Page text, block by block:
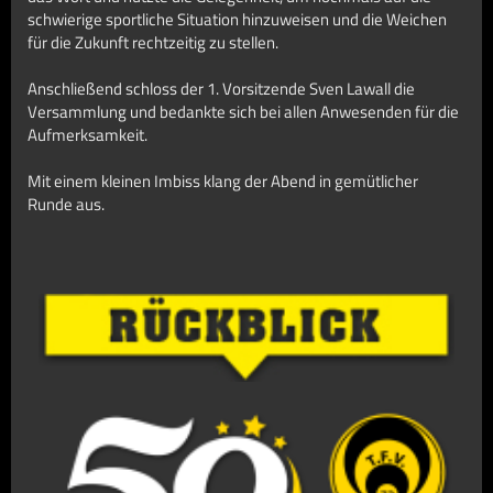
schwierige sportliche Situation hinzuweisen und die Weichen
für die Zukunft rechtzeitig zu stellen.
Anschließend schloss der 1. Vorsitzende Sven Lawall die
Versammlung und bedankte sich bei allen Anwesenden für die
Aufmerksamkeit.
Mit einem kleinen Imbiss klang der Abend in gemütlicher
Runde aus.